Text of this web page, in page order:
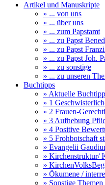
Artikel und Manuskripte
» ... von uns
» ... über uns
» ... zum Papstamt
» ... zu Papst
» ... zu Papst
» ... zu Papst Joh.
» ... zu sonstige
» ... zu unseren
Buchtipps
» Aktuelle
» 1
» 2 Frauen-
» 3 Aufhebung
» 4 Positive
» 5 Frohbotschaft
» Evangelii
» Kirchenstruktur/
»
» Ökumene /
» Sonstige Themen